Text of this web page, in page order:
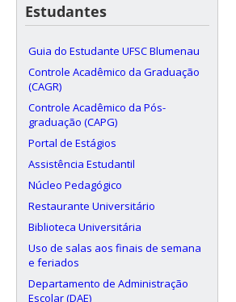
Estudantes
Guia do Estudante UFSC Blumenau
Controle Acadêmico da Graduação
(CAGR)
Controle Acadêmico da Pós-
graduação (CAPG)
Portal de Estágios
Assistência Estudantil
Núcleo Pedagógico
Restaurante Universitário
Biblioteca Universitária
Uso de salas aos finais de semana
e feriados
Departamento de Administração
Escolar (DAE)